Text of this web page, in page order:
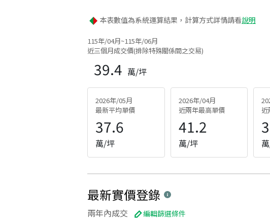
本表數值為系統運算結果，計算方式詳情請看說明
115年/04月~115年/06月
近三個月成交價(排除特殊關係間之交易)
39.4 萬/坪
2026年/05月
最新平均單價
37.6
萬/坪
2026年/04月
近兩年最高單價
41.2
萬/坪
近
最新實價登錄
兩年內成交 編輯篩選條件